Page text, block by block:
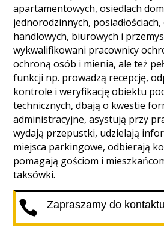
apartamentowych, osiedlach
jednorodzinnych,
handlowych, biurowych i
wykwalifikowani pracownicy
ochroną osób i mienia, ale też
funkcji np. prowadzą recepcję,
kontrole i weryfikację obiektu
technicznych, dbają o kwestie
administracyjne, asystują przy
wydają przepustki, udzielają
miejsca parkingowe, odbierają
pomagają gościom i
taksówki.
 Zapraszamy do kontaktu